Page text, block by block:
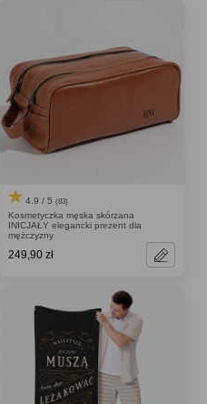
4.9 / 5 (83)
Kosmetyczka męska skórzana
INICJAŁY elegancki prezent dla
mężczyzny
249,90 zł